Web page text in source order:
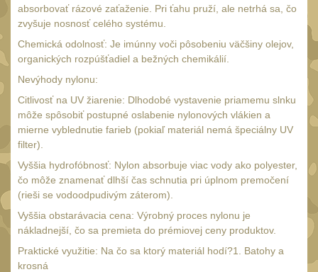
Dvojnožky na hlaveň 2
Dvojnožky pro picatinny
Dvojnožky pro M-LOK
Dvojnožky pro Keymod
2
Dvojnožky na otočný
čep
Popruhy a poutka40
Príslušenstvo
OPTIKY(145)
Monokuláry
absorbovať rázové zaťaženie. Pri ťahu pruží, ale netrhá sa, čo
zvyšuje nosnosť celého systému.
Chemická odolnosť: Je imúnny voči pôsobeniu väčšiny olejov,
organických rozpúšťadiel a bežných chemikálií.
Nevýhody nylonu:
Citlivosť na UV žiarenie: Dlhodobé vystavenie priamemu slnku
môže spôsobiť postupné oslabenie nylonových vlákien a
mierne vyblednutie farieb (pokiaľ materiál nemá špeciálny UV
filter).
Vyššia hydrofóbnosť: Nylon absorbuje viac vody ako polyester,
čo môže znamenať dlhší čas schnutia pri úplnom premočení
(rieši se vodoodpudivým záterom).
Vyššia obstarávacia cena: Výrobný proces nylonu je
nákladnejší, čo sa premieta do prémiovej ceny produktov.
Praktické využitie: Na čo sa ktorý materiál hodí?1. Batohy a
krosná